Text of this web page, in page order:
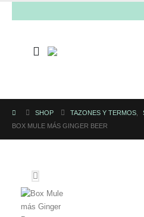
SHOP TAZONES Y TERMOS
BOX MULE MÁS GINGER BEER